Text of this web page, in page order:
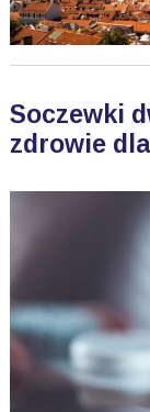
Soczewki
zdrowie